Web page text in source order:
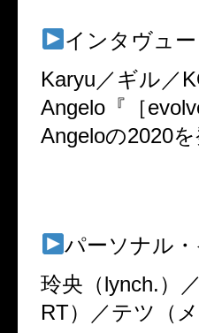
インタヴュー
Karyu／ギル／
Angelo『［
Angeloの2020
パーソナル
玲央（lynch.）
RT）／テツ（